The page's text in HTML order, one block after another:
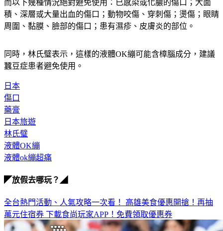
而以下幾種情況絕對避免使用：​已感染或化膿的傷口；​大面
積、深層或大量出血的傷口；​動物咬傷、穿刺傷；​燙傷；​眼睛
周圍、黏膜、臉部的傷口；​患有濕疹、皮膚炎的部位。
同時，林氏璧表示，這樣的​液體OK繃可能含樟腦成分，建議
蠶豆症患者避免使用。
日本
傷口
藥膏
日本旅遊
林氏璧
液體OK繃
液體ok繃超痛
◤放假去哪玩？◢
全台熱門活動、人氣攻略一次看！ 高雄美食優惠開搶！再抽
萬元住宿券 下載食尚玩家APP！免費領取優惠券